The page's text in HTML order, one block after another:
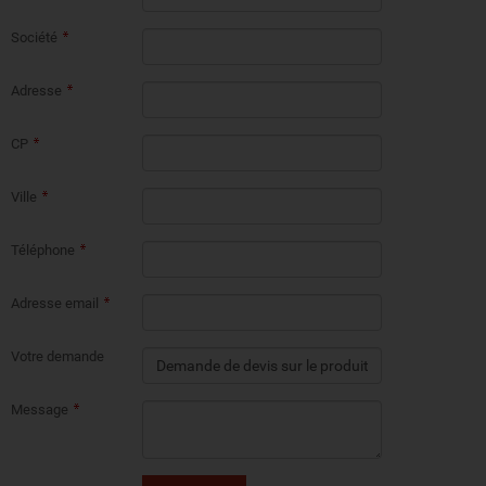
Société
Adresse
CP
Ville
Téléphone
Adresse email
Votre demande
Message